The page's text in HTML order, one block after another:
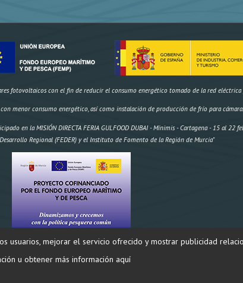
fotovoltaicos con el fin de reducir el consumo energético tomado de la red eléctrica
menor consumo energético, así como instalación de producción de frío para
en la MISIÓN DIRECTA FERIA GULFOOD DUBAI - Mínimis - Cartagena - 15 al
Regional (FEDER) y el Instituto de Fomento de la Región de Murcia"
174.970,18 € FEMP 58.695,96€ CARM 19.564,99€ Total 78.259,95€" Proyecto
mejorar el servicio ofrecido y mostrar publicidad
u obtener más información aquí